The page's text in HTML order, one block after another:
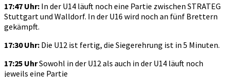
17:47 Uhr: In der U14 läuft noch eine Partie zwischen STRATEG
Stuttgart und Walldorf. In der U16 wird noch an fünf Brettern
gekämpft.
17:30 Uhr: Die U12 ist fertig, die Siegerehrung ist in 5 Minuten.
17:25 UhrSowohl in der U12 als auch in der U14 läuft noch
jeweils eine Partie